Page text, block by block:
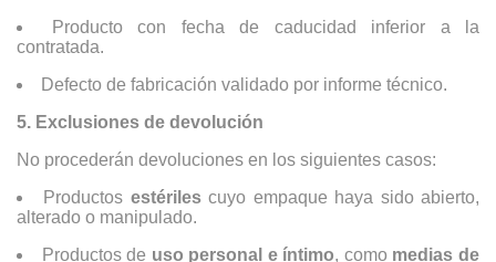
Producto con fecha de caducidad inferior a la
contratada.
Defecto de fabricación validado por informe técnico.
5. Exclusiones de devolución
No procederán devoluciones en los siguientes casos:
Productos estérilescuyo empaque haya sido abierto,
alterado o manipulado.
Productos de uso personal e íntimo, como medias de